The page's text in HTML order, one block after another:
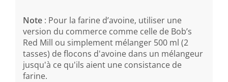
Note : Pour la farine d’avoine, utiliser une
version du commerce comme celle de Bob’s
Red Mill ou simplement mélanger 500 ml (2
tasses) de flocons d'avoine dans un mélangeur
jusqu'à ce qu'ils aient une consistance de
farine.